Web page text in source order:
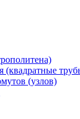
(квадратные
(узлов)